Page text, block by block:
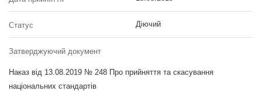
Статус Діючий
Затверджуючий документ
Наказ від 13.08.2019 № 248 Про прийняття та скасування
національних стандартів